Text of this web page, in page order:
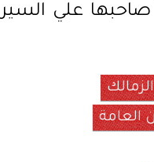
علي السير
العامة